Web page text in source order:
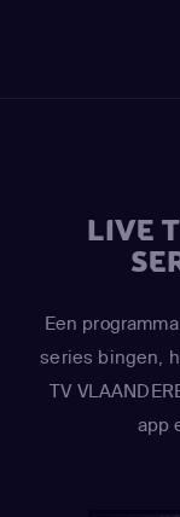
LIVE
Een
series bingen,
TV
app